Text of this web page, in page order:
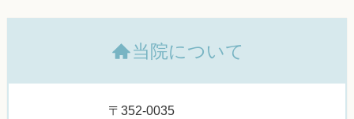
当院について
〒352-0035